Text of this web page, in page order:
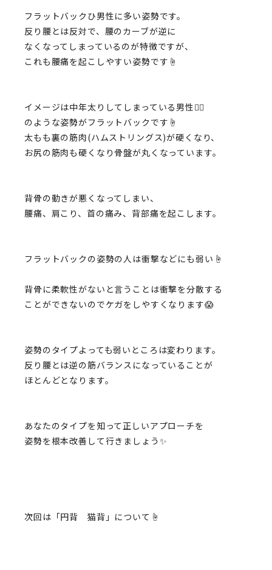
フラットバックひ男性に多い姿勢です。
反り腰とは反対で、腰のカーブが逆に
なくなってしまっているのが特徴ですが、
これも腰痛を起こしやすい姿勢です☝️
イメージは中年太りしてしまっている男性🚶‍♂️
のような姿勢がフラットバックです☝️
太もも裏の筋肉(ハムストリングス)が硬くなり、
お尻の筋肉も硬くなり骨盤が丸くなっています。
背骨の動きが悪くなってしまい、
腰痛、肩こり、首の痛み、背部痛を起こします。
フラットバックの姿勢の人は衝撃などにも弱い☝️
背骨に柔軟性がないと言うことは衝撃を分散する
ことができないのでケガをしやすくなります😱
姿勢のタイプよっても弱いところは変わります。
反り腰とは逆の筋バランスになっていることが
ほとんどとなります。
あなたのタイプを知って正しいアプローチを
姿勢を根本改善して行きましょう✨
次回は「円背 猫背」について☝️